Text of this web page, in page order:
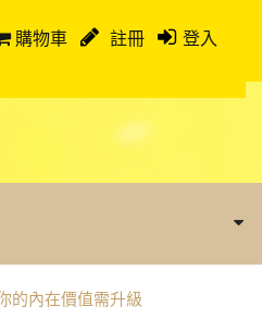
購物車 註冊 登入
內在價值需升級